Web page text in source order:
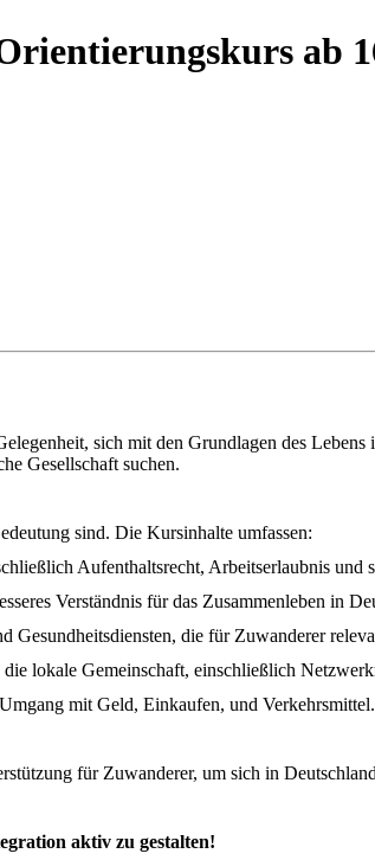
ab
sich mit den Grundlagen des
Gesellschaft suchen.
sind. Die Kursinhalte umfassen:
Aufenthaltsrecht, Arbeitserlaubnis und
Verständnis für das Zusammenleben in
die für Zuwanderer
lokale Gemeinschaft, einschließlich
mit Geld, Einkaufen, und Verkehrsmittel.
für Zuwanderer, um sich in
aktiv zu gestalten!